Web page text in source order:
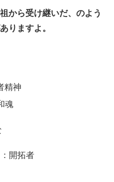
から受け継いだ、のよう
りますよ。
精神
魂
開拓者